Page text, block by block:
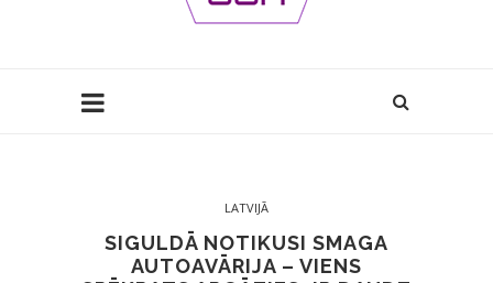
LATVIJĀ
SIGULDĀ NOTIKUSI SMAGA
AUTOAVĀRIJA – VIENS